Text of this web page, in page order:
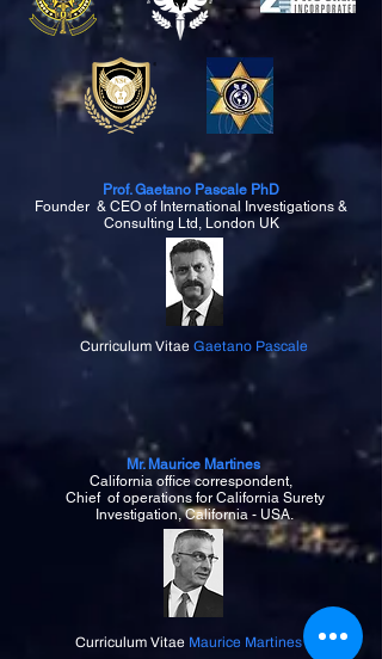
Prof. Gaetano Pascale PhD
Founder & CEO of International Investigations &
Consulting Ltd, London UK
Curriculum Vitae Gaetano Pascale
Mr. Maurice Martines
California office correspondent,
Chief of operations for California Surety
Investigation, California - USA.
Curriculum Vitae Maurice Martines